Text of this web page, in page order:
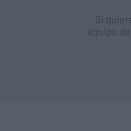
Si
equipo